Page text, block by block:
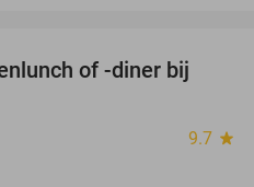
38%
of -diner bij
9.7 star